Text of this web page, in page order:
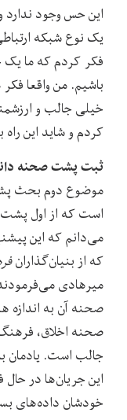
این حس وجود ندارد
یک نوع شبکه
فکر کردم که ما یک
باشیم. من واقعا
خیلی جالب و
کردم و شاید این
ثبت پشت صحنه
موضوع دوم بحث
است که از اول پشت
می‌دانم که این
که از بنیان‌گذاران
میرهادی
صحنه آن به
صحنه اخلاق،
جالب است. یادمان
این جریان‌ها در
خودشان داده‌های